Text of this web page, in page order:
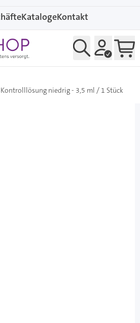
KatalogeKontakt
niedrig - 3,5 ml / 1 Stück